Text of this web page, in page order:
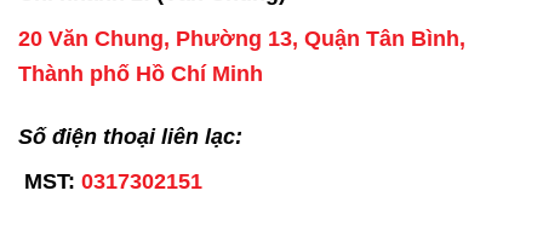
20 Văn Chung, Phường 13, Quận Tân Bình,
Thành phố Hồ Chí Minh
Số điện thoại liên lạc:
MST: 0317302151